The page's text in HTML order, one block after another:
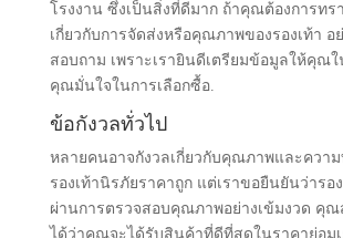
โรงงาน ซึ่งเป็นสิ่งที่ดีมาก ถ้าคุณต้องการทร
เกี่ยวกับการจัดส่งหรือคุณภาพของรองเท้า อ
สอบถาม เพราะเรายินดีเตรียมข้อมูลให้คุณ
คุณมั่นใจในการเลือกซื้อ.
ข้อกังวลทั่วไป
หลายคนอาจกังวลเกี่ยวกับคุณภาพและควา
รองเท้านิรภัยราคาถูก แต่เราขอยืนยันว่ารอง
ผ่านการตรวจสอบคุณภาพอย่างเข้มงวด คุณ
ได้ว่าคุณจะได้รับสินค้าที่ดีที่สุดในราคาย่อมเ